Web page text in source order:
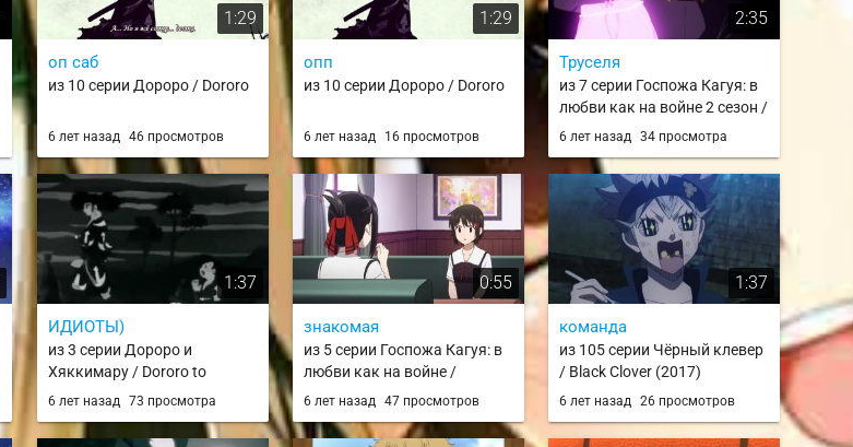
1:29
оп саб
из 10 серии Дороро / Dororo
6 лет назад 46 просмотров
1:29
опп
из 10 серии Дороро / Dororo
6 лет назад 16 просмотров
2:35
Труселя
из 7 серии Госпожа Кагуя: в
любви как на войне 2 сезон /
Kaguya-sama wa
Renai Zunousen
6 лет назад 34 просмотра
1:37
ИДИОТЫ)
из 3 серии Дороро и
Хяккимару / Dororo to
Hyakkimaru
6 лет назад 73 просмотра
0:55
знакомая
из 5 серии Госпожа Кагуя: в
любви как на войне /
Kaguya-sama wa Kokurasetai:
Zunousen
6 лет назад 47 просмотров
1:37
команда
из 105 серии Чёрный клевер
/ Black Clover (2017)
6 лет назад 26 просмотров